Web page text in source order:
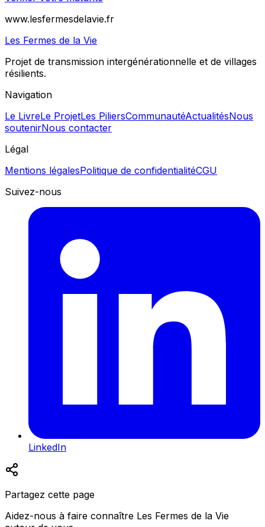
www.lesfermesdelavie.fr
Les Fermes de la Vie
Projet de transmission intergénérationnelle et de villages
résilients.
Navigation
Le LivreLe ProjetLes PiliersCommunautéActualitésNous
soutenirNous contacter
Légal
Mentions légalesPolitique de confidentialitéCGU
Suivez-nous
LinkedIn
Partagez cette page
Aidez-nous à faire connaître Les Fermes de la Vie